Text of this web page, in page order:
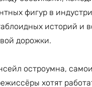
фигур в
историй и
дорожки.
остроумна,
хотят